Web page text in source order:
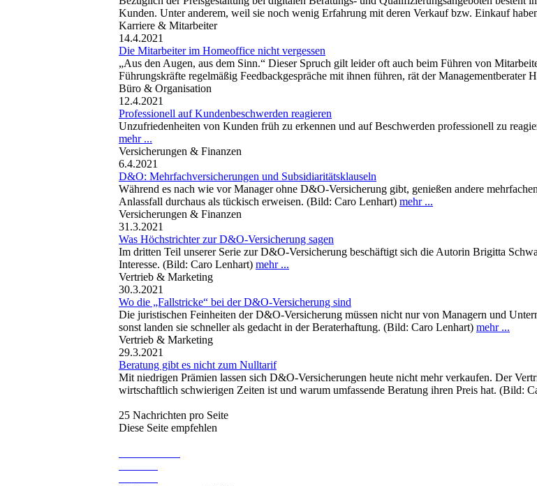
Kunden. Unter anderem, weil sie noch wenig Erfahrung mit deren Verkauf bzw. Einkauf
Karriere & Mitarbeiter
14.4.2021
Die Mitarbeiter im Homeoffice nicht vergessen
„Aus den Augen, aus dem Sinn.“ Dieser Spruch gilt leider oft auch beim Führen von
Führungskräfte regelmäßig Feedbackgespräche mit ihnen führen, rät der
Büro & Organisation
12.4.2021
Professionell auf Kundenbeschwerden reagieren
Unzufriedenheiten von Kunden früh zu erkennen und auf Beschwerden professionell zu
mehr ...
Versicherungen & Finanzen
6.4.2021
D&O: Mehrfachversicherungen und Subsidiaritätsklauseln
Während es nach wie vor Manager ohne D&O-Versicherung gibt, genießen andere
Anlassfall durchaus als tückisch erweisen. (Bild: Caro Lenhart) mehr ...
Versicherungen & Finanzen
31.3.2021
Was Höchstrichter zur D&O-Versicherung sagen
Im dritten Teil unserer Serie zur D&O-Versicherung beschäftigt sich die Autorin Brigitta
Interesse. (Bild: Caro Lenhart) mehr ...
Vertrieb & Marketing
30.3.2021
Wo die „Fallstricke“ bei der D&O-Versicherung sind
Die juristischen Feinheiten der D&O-Versicherung müssen nicht nur von Managern und
sonst landen sie schneller als gedacht in der Beraterhaftung. (Bild: Caro Lenhart) mehr ...
Vertrieb & Marketing
29.3.2021
Beratung gibt es nicht zum Nulltarif
Mit niedrigen Prämien lassen sich D&O-Versicherungen heute nicht mehr verkaufen. Der
wirtschaftlich schwierigen Zeiten ist und warum umfassende Beratung ihren Preis hat. (Bild:
25 Nachrichten pro Seite
Diese Seite empfehlen